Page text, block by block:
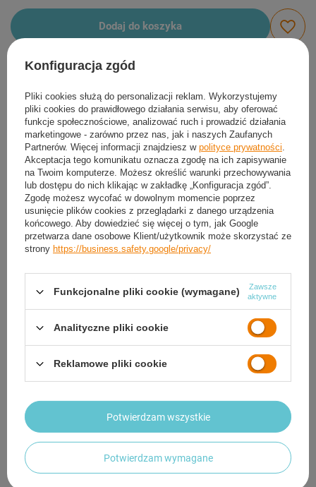
Dodaj do koszyka
Możesz kupić także poprzez:
Produkt dostępny Zamów do14:00 to wyślemy dzisiaj
(3 szt. w
magazynie)
Darmowa i szybka dostawa od50,00 zł
30dni na łatwy zwrot
Sprawdź, w którym sklepie obejrzysz i kupisz od ręki
Bezpieczne zakupy
OPIS
SZCZEGÓŁOWE DANE
Potrzebujesz pomocy? Masz pytania?
Zadaj pytanie a my odpowiemy niezwłocznie,
dla innych.
Konfiguracja zgód
Pliki cookies służą do personalizacji reklam. Wykorzystujemy
pliki cookies do prawidłowego działania serwisu, aby oferować
funkcje społecznościowe, analizować ruch i prowadzić działania
marketingowe - zarówno przez nas, jak i naszych Zaufanych
Partnerów. Więcej informacji znajdziesz w polityce prywatności
Akceptacja tego komunikatu oznacza zgodę na ich zapisywanie
na Twoim komputerze. Możesz określić warunki przechowywania
lub dostępu do nich klikając w zakładkę „Konfiguracja zgód”.
Zgodę możesz wycofać w dowolnym momencie poprzez
usunięcie plików cookies z przeglądarki z danego urządzenia
końcowego. Aby dowiedzieć się więcej o tym, jak Google
przetwarza dane osobowe Klient/użytkownik może skorzystać ze
strony https://business.safety.google/privacy/
Funkcjonalne pliki cookie (wymagane)
Zawsze
aktywne
Analityczne pliki cookie
Reklamowe pliki cookie
Potwierdzam wymagane
Potwierdzam wszystkie